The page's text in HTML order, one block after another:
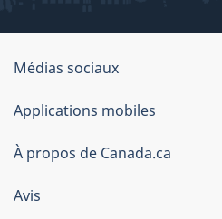
Organisation
du
gouvernement
du
Canada
Médias sociaux
Applications mobiles
À propos de Canada.ca
Avis